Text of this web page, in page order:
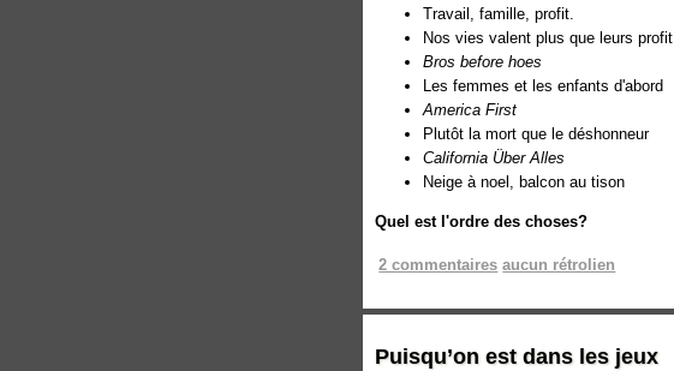
Travail, famille, profit.
Nos vies valent plus que leurs profit
Bros before hoes
Les femmes et les enfants d'abord
America First
Plutôt la mort que le déshonneur
California Über Alles
Neige à noel, balcon au tison
Quel est l'ordre des choses?
2 commentaires aucun rétrolien
Puisqu’on est dans les jeux